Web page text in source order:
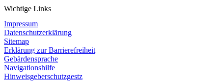
Wichtige Links
Impressum
Datenschutzerklärung
Sitemap
Erklärung zur Barrierefreiheit
Gebärdensprache
Navigationshilfe
Hinweisgeberschutzgestz